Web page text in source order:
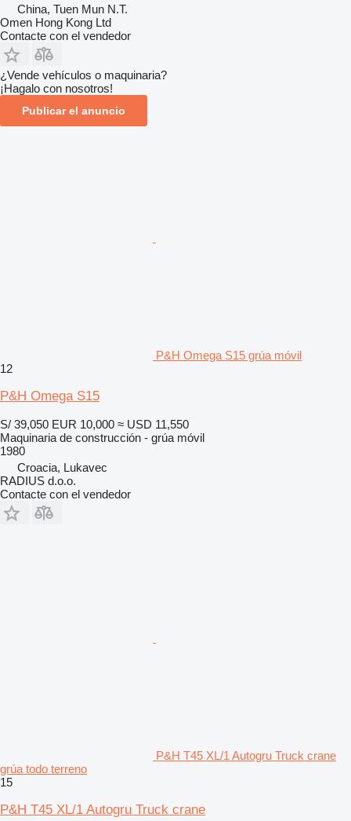
China, Tuen Mun N.T.
Omen Hong Kong Ltd
Contacte con el vendedor
¿Vende vehículos o maquinaria?
¡Hagalo con nosotros!
Publicar el anuncio
P&H Omega S15 grúa móvil
12
P&H Omega S15
S/ 39,050 EUR 10,000 ≈ USD 11,550
Maquinaria de construcción - grúa móvil
1980
Croacia, Lukavec
RADIUS d.o.o.
Contacte con el vendedor
P&H T45 XL/1 Autogru Truck crane
grúa todo terreno
15
P&H T45 XL/1 Autogru Truck crane